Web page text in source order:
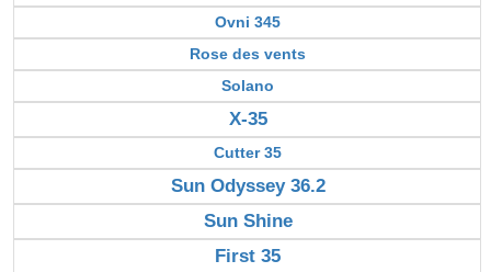
Ovni 345
Rose des vents
Solano
X-35
Cutter 35
Sun Odyssey 36.2
Sun Shine
First 35